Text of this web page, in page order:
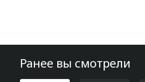
Ранее вы смотрели